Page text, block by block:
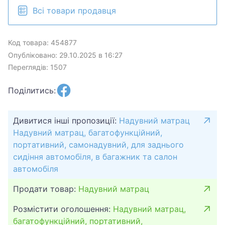
проміжок між сидінням і підлогою, щоб спинка
сидіння залишалася рівною. Автомобільний
заднє сидіння автомобіля на ліжко для вашого
комфортного сну.
Простота використання: відрегулюйте м'якість і
жорсткість відповідно до ваших потреб. Щоб
накачати матрац, просто під'єднайте насос до
матрац через насадку.
* Портативний: завдяки надувній конструкції
матрац можна швидко скласти та прибрати, а
переносну сумку, що йде в комплекті, можна
використовувати для зручності подорожей і
кемпінгу.
* Застосування: Портативний автомобільний
Всі товари продавця
Код товара: 454877
Опубліковано: 29.10.2025 в 16:27
Переглядів: 1507
Поділитись:
Дивитися інші пропозиції: Надувний матрац
Надувний матрац, багатофункційний,
портативний, самонадувний, для заднього
сидіння автомобіля, в багажник та салон
автомобіля
Продати товар: Надувний матрац
Розмістити оголошення: Надувний матрац,
багатофункційний, портативний,